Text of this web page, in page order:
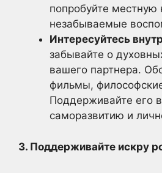
попробуйте местную
незабываемые
Интересуйтесь
забывайте о
вашего партнера.
фильмы,
Поддерживайте его
саморазвитию и
3. Поддерживайте искру